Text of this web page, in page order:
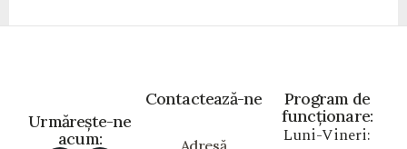
Program de
funcționare:
Luni-Vineri:
Contactează-ne
Adresă
Urmărește-ne
acum: